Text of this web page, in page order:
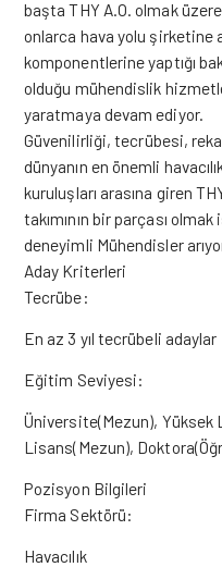
başta THY A.O. olmak
onlarca hava yolu şirketine
komponentlerine yaptığı
olduğu mühendislik
yaratmaya devam ediyor.
Güvenilirliği, tecrübesi,
dünyanın en önemli
kuruluşları arasına giren
takımının bir parçası olmak
deneyimli Mühendisler
Aday Kriterleri
Tecrübe:
En az 3 yıl tecrübeli adaylar
Eğitim Seviyesi:
Üniversite(Mezun), Yüksek
Lisans(Mezun),
Pozisyon Bilgileri
Firma Sektörü:
Havacılık